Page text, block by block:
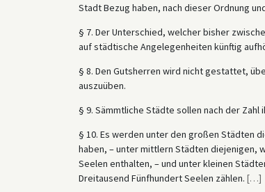
Stadt Bezug haben, nach dieser Ordnung
§ 7. Der Unterschied, welcher bisher
auf städtische Angelegenheiten künftig
§ 8. Den Gutsherren wird nicht gestattet,
auszuüben.
§ 9. Sämmtliche Städte sollen nach der
§ 10. Es werden unter den großen Städten
haben, – unter mittlern Städten diejenigen,
Seelen enthalten, – und unter kleinen
Dreitausend Fünfhundert Seelen zählen. […]